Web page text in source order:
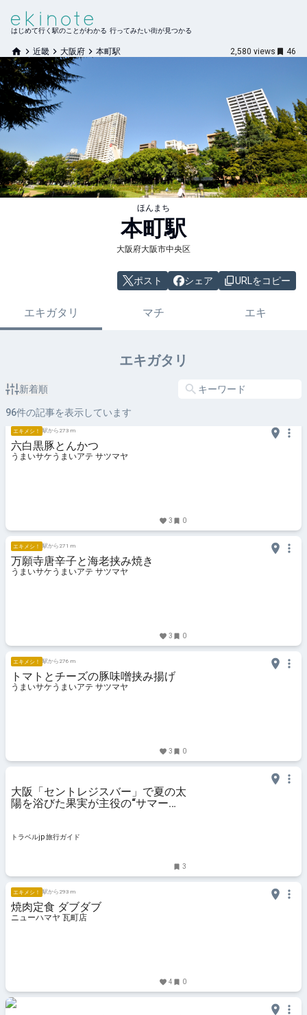
はじめて行く駅のことがわかる 行ってみたい街が見つかる
近畿 大阪府 本町駅 2,580 views 46
ほんまち
本町駅
大阪府大阪市中央区
ポスト シェア URLをコピー
エキガタリ マチ エキ
エキガタリ
新着順
96件の記事を表示しています
エキメシ！ 駅から273 m
六白黒豚とんかつ
うまいサケうまいアテ サツマヤ
3 0
エキメシ！ 駅から271 m
万願寺唐辛子と海老挟み焼き
うまいサケうまいアテ サツマヤ
3 0
エキメシ！ 駅から276 m
トマトとチーズの豚味噌挟み揚げ
うまいサケうまいアテ サツマヤ
3 0
大阪「セントレジスバー」で夏の太
陽を浴びた果実が主役の“サマーフ
トラベルjp 旅行ガイド
3
エキメシ！ 駅から293 m
焼肉定食 ダブダブ
ニューハマヤ 瓦町店
4 0